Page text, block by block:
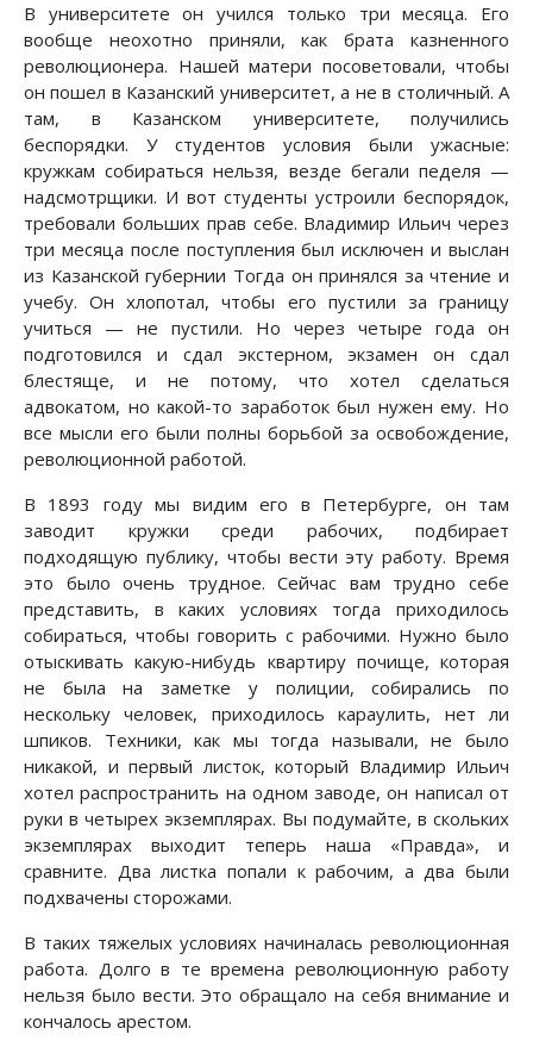
В университете он учился только три месяца. Его
вообще неохотно приняли, как брата казненного
революционера. Нашей матери посоветовали, чтобы
он пошел в Казанский университет, а не в столичный. А
там, в Казанском университете, получились
беспорядки. У студентов условия были ужасные:
кружкам собираться нельзя, везде бегали педеля —
надсмотрщики. И вот студенты устроили беспорядок,
требовали больших прав себе. Владимир Ильич через
три месяца после поступления был исключен и выслан
из Казанской губернии Тогда он принялся за чтение и
учебу. Он хлопотал, чтобы его пустили за границу
учиться — не пустили. Но через четыре года он
подготовился и сдал экстерном, экзамен он сдал
блестяще, и не потому, что хотел сделаться
адвокатом, но какой-то заработок был нужен ему. Но
все мысли его были полны борьбой за освобождение,
революционной работой.
В 1893 году мы видим его в Петербурге, он там
заводит кружки среди рабочих, подбирает
подходящую публику, чтобы вести эту работу. Время
это было очень трудное. Сейчас вам трудно себе
представить, в каких условиях тогда приходилось
собираться, чтобы говорить с рабочими. Нужно было
отыскивать какую-нибудь квартиру почище, которая
не была на заметке у полиции, собирались по
нескольку человек, приходилось караулить, нет ли
шпиков. Техники, как мы тогда называли, не было
никакой, и первый листок, который Владимир Ильич
хотел распространить на одном заводе, он написал от
руки в четырех экземплярах. Вы подумайте, в скольких
экземплярах выходит теперь наша «Правда», и
сравните. Два листка попали к рабочим, а два были
подхвачены сторожами.
В таких тяжелых условиях начиналась революционная
работа. Долго в те времена революционную работу
нельзя было вести. Это обращало на себя внимание и
кончалось арестом.